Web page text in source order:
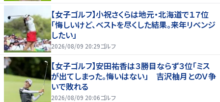
【女子ゴルフ】小祝さくらは地元・北海道で１７位
「悔しいけど、ベストを尽くした結果。来年リベンジ
したい」
2026/08/09 20:29ゴルフ
【女子ゴルフ】安田祐香は３勝目ならず３位「ミス
が出てしまった。悔いはない」 吉沢柚月とのＶ争
いで敗れる
2026/08/09 20:06ゴルフ